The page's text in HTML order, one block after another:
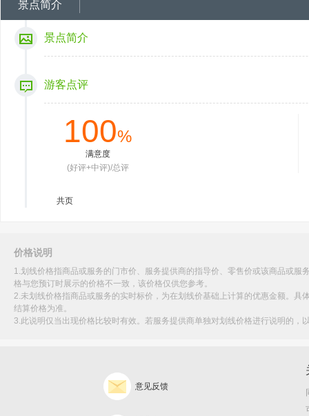
景点简介
景点简介
游客点评
100%
满意度
(好评+中评)/总评
共页
价格说明
1.划线价格指商品或服务的门市价、服务提供商的指导价、零售价或该商品或
格与您预订时展示的价格不一致，该价格仅供您参考。
2.未划线价格指商品或服务的实时标价，为在划线价基础上计算的优惠金额。
结算价格为准。
3.此说明仅当出现价格比较时有效。若服务提供商单独对划线价格进行说明的
意见反馈